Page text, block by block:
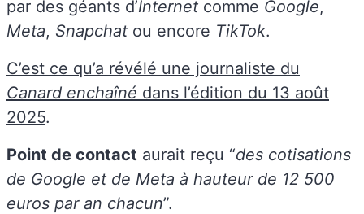
par des géants d’Internet comme Google,
Meta, Snapchat ou encore TikTok.
C’est ce qu’a révélé une journaliste du
Canard enchaîné dans l’édition du 13 août
2025.
Point de contact aurait reçu “des cotisations
de Google et de Meta à hauteur de 12 500
euros par an chacun”.